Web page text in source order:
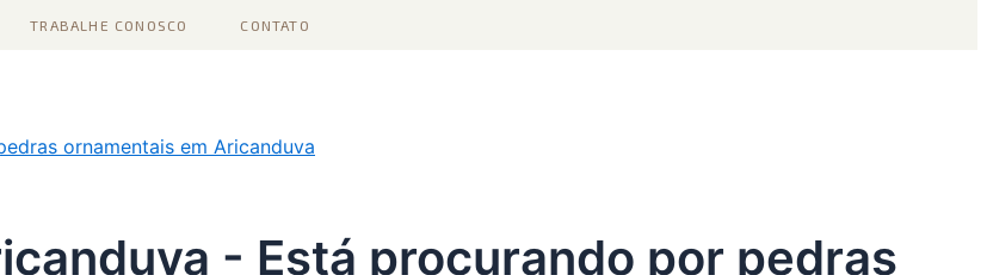
TRABALHE CONOSCO CONTATO
ornamentais em Aricanduva
- Está procurando por pedras